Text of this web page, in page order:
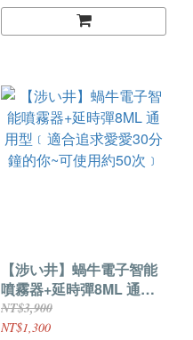
【涉い井】蝸牛電子智能
噴霧器+延時彈8ML 通用
型﹝適合追求愛愛30分鐘
的你~可使用約50次﹞
NT$3,900
NT$1,300